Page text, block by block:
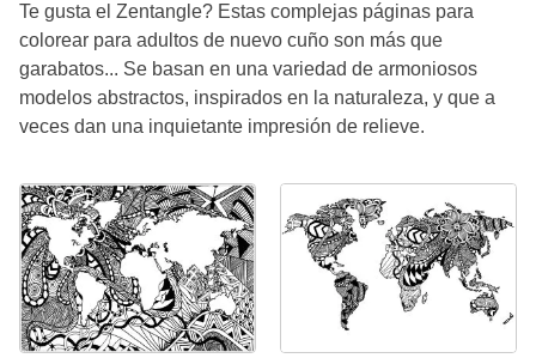
Te gusta el Zentangle? Estas complejas páginas para
colorear para adultos de nuevo cuño son más que
garabatos... Se basan en una variedad de armoniosos
modelos abstractos, inspirados en la naturaleza, y que a
veces dan una inquietante impresión de relieve.